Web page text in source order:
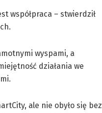
współpraca – stwierdził
wyspami, a
działania we
ale nie obyło się bez